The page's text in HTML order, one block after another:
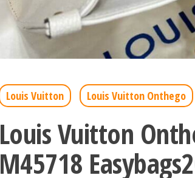
Louis Vuitton Louis Vuitton Onthego
Louis Vuitton
M45718